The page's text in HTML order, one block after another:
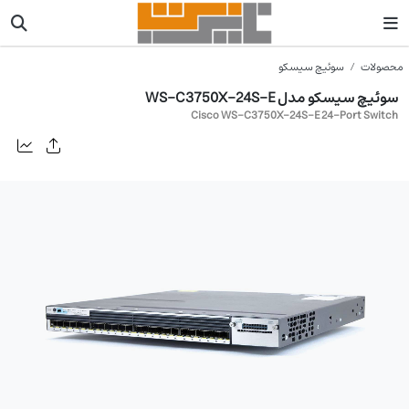
محصولات سوئیچ سیسکو
سوئیچ سیسکو مدل WS-C3750X-24S-E
Cisco WS-C3750X-24S-E 24-Port Switch